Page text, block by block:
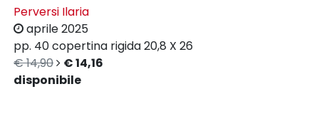
Perversi Ilaria
aprile 2025
pp. 40copertina rigida20,8 X 26
€ 14,90
€ 14,16
disponibile